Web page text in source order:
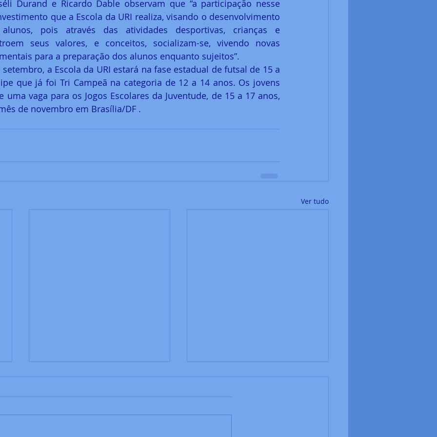
Durand e Ricardo Dable observam que “a participação nesse
que a Escola da URI realiza, visando o desenvolvimento
pois através das atividades desportivas, crianças e
seus valores, e conceitos, socializam-se, vivendo novas
para a preparação dos alunos enquanto sujeitos”.
a Escola da URI estará na fase estadual de futsal de 15 a
que já foi Tri Campeã na categoria de 12 a 14 anos. Os jovens
uma vaga para os Jogos Escolares da Juventude, de 15 a 17 anos,
de novembro em Brasília/DF .
Ver tudo